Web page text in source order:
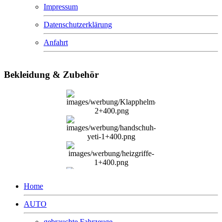
Impressum
Datenschutzerklärung
Anfahrt
Bekleidung & Zubehör
Home
AUTO